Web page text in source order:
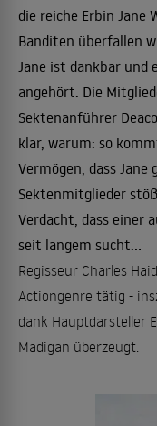
die reiche Erbin Jane
Banditen überfallen
Jane ist dankbar und
angehört. Die
Sektenanführer
klar, warum: so
Vermögen, dass
Sektenmitglieder
Verdacht, dass einer
seit langem sucht...
Regisseur Charles
Actiongenre tätig -
dank Hauptdarsteller
Madigan überzeugt.